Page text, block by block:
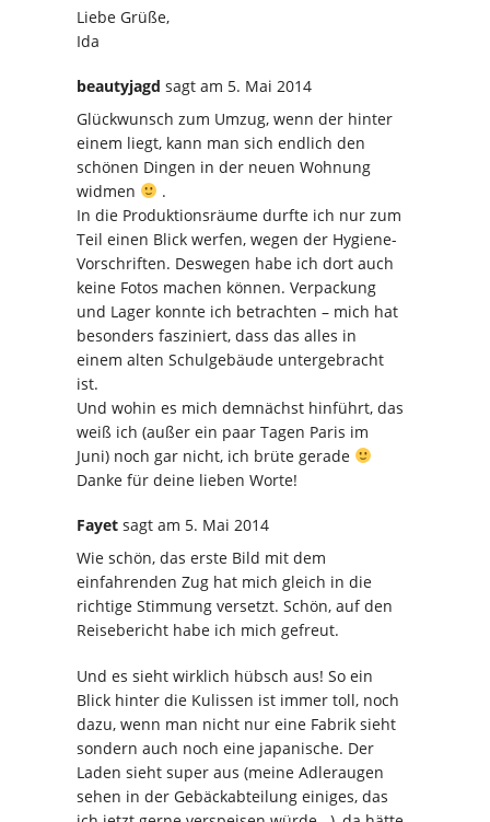
Liebe Grüße,
Ida
beautyjagd sagt am 5. Mai 2014
Glückwunsch zum Umzug, wenn der hinter
einem liegt, kann man sich endlich den
schönen Dingen in der neuen Wohnung
widmen
.
In die Produktionsräume durfte ich nur zum
Teil einen Blick werfen, wegen der Hygiene-
Vorschriften. Deswegen habe ich dort auch
keine Fotos machen können. Verpackung
und Lager konnte ich betrachten – mich hat
besonders fasziniert, dass das alles in
einem alten Schulgebäude untergebracht
ist.
Und wohin es mich demnächst hinführt, das
weiß ich (außer ein paar Tagen Paris im
Juni) noch gar nicht, ich brüte gerade
Danke für deine lieben Worte!
Fayet sagt am 5. Mai 2014
Wie schön, das erste Bild mit dem
einfahrenden Zug hat mich gleich in die
richtige Stimmung versetzt. Schön, auf den
Reisebericht habe ich mich gefreut.
Und es sieht wirklich hübsch aus! So ein
Blick hinter die Kulissen ist immer toll, noch
dazu, wenn man nicht nur eine Fabrik sieht
sondern auch noch eine japanische. Der
Laden sieht super aus (meine Adleraugen
sehen in der Gebäckabteilung einiges, das